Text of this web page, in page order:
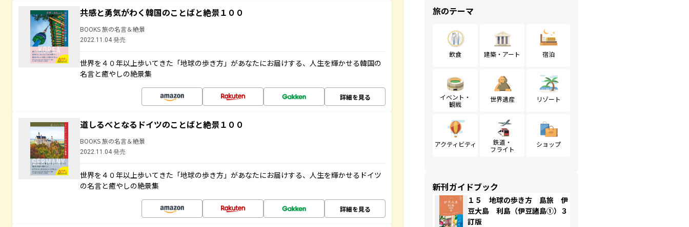
共感と勇気がわく韓国のことばと絶景１００
BOOKS 旅の名言＆絶景
2022.11.04 発売
世界を４０年以上歩いてきた「地球の歩き方」があなたにお届けする、人生を輝かせる韓国の
名言と癒やしの絶景集
詳細を見る
道しるべとなるドイツのことばと絶景１００
BOOKS 旅の名言＆絶景
2022.11.04 発売
世界を４０年以上歩いてきた「地球の歩き方」があなたにお届けする、人生を輝かせるドイツ
の名言と癒やしの絶景集
詳細を見る
旅のテーマ
飲食 建築・アート 宿泊
イベント・
観戦
世界遺産 リゾート
アクティビティ
鉄道・
フライト
ショップ
新刊ガイドブック
１５ 地球の歩き方 島旅 伊
豆大島 利島（伊豆諸島①）３
訂版